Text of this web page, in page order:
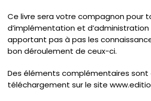
Ce livre sera votre compagnon pour
d’implémentation et d’administration
apportant pas à pas les
bon déroulement de ceux-ci.
Des éléments complémentaires sont
téléchargement sur le site